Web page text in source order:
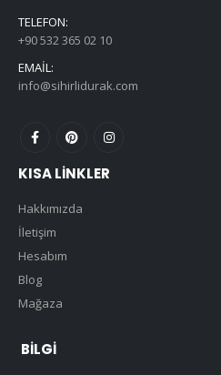
TELEFON:
+90 532 365 02 10
EMAIL:
info@sihirlidurak.com
KISA LINKLER
Hakkımızda
İletişim
Hesabım
Blog
Mağaza
BILGI